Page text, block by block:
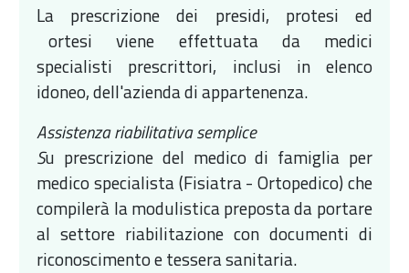
La prescrizione dei presidi, protesi ed
ortesi viene effettuata da medici
specialisti prescrittori, inclusi in elenco
idoneo, dell'azienda di appartenenza.
Assistenza riabilitativa semplice
Su prescrizione del medico di famiglia per
medico specialista (Fisiatra - Ortopedico) che
compilerà la modulistica preposta da portare
al settore riabilitazione con documenti di
riconoscimento e tessera sanitaria.